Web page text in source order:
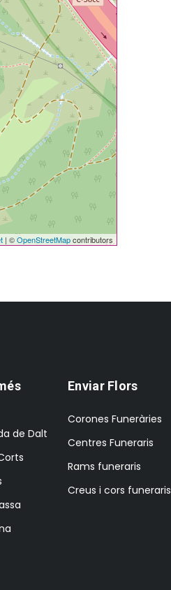
| ©OpenStreetMapcontributors
de Dalt
Enviar Flors
Corones Funeràries
Centres Funeraris
Rams funeraris
Creus i cors funeraris